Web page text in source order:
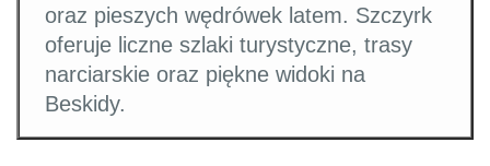
oraz pieszych wędrówek latem. Szczyrk
oferuje liczne szlaki turystyczne, trasy
narciarskie oraz piękne widoki na
Beskidy.